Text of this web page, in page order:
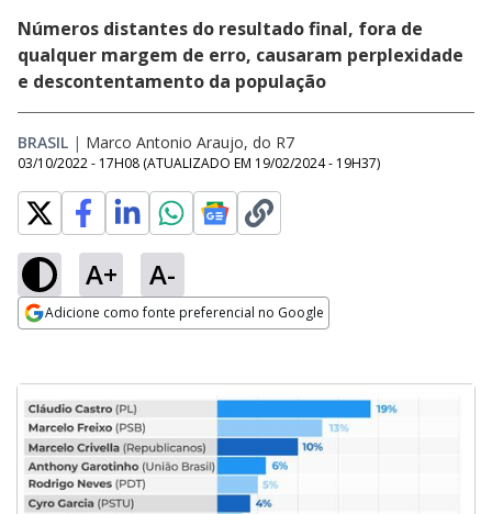
Números distantes do resultado final, fora de
qualquer margem de erro, causaram perplexidade
e descontentamento da população
BRASIL | Marco Antonio Araujo, do R7
03/10/2022 - 17H08 (ATUALIZADO EM 19/02/2024 - 19H37)
A+ A-
Adicione como fonte preferencial no Google